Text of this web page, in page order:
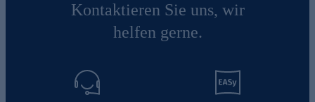
Kontaktieren Sie uns, wir
helfen gerne.